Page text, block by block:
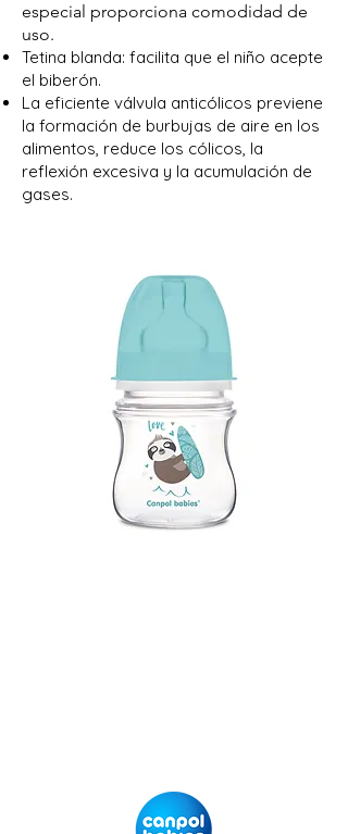
especial proporciona comodidad de
uso.
Tetina blanda: facilita que el niño acepte
el biberón.
La eficiente válvula anticólicos previene
la formación de burbujas de aire en los
alimentos, reduce los cólicos, la
reflexión excesiva y la acumulación de
gases.